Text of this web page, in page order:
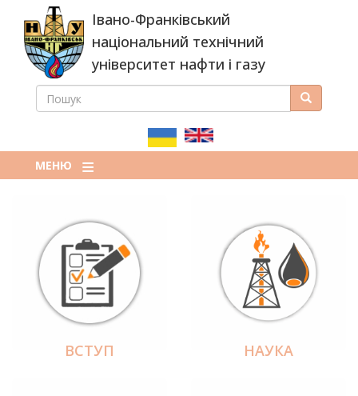
основного
вмісту
Івано-Франківський
національний технічний
університет нафти і газу
ПОШУКОВА
ПОШУК Пошук
МЕНЮ
ВСТУП НАУКА